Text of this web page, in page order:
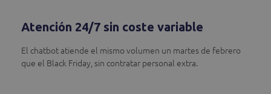
Atención 24/7 sin coste variable
El chatbot atiende el mismo volumen un martes de febrero
que el Black Friday, sin contratar personal extra.